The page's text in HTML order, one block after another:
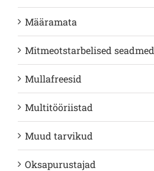
Määramata
Mitmeotstarbelised seadmed
Mullafreesid
Multitööriistad
Muud tarvikud
Oksapurustajad